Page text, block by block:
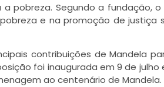
pobreza. Segundo a fundação,
e na promoção de justiça
contribuições de Mandela
foi inaugurada em 9 de julho
ao centenário de Mandela.